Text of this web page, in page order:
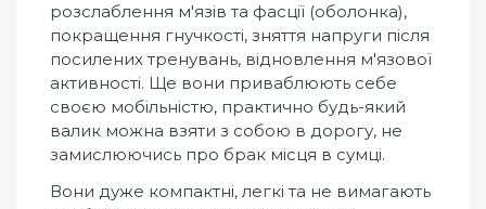
розслаблення м'язів та фасції (оболонка),
покращення гнучкості, зняття напруги після
посилених тренувань, відновлення м'язової
активності. Ще вони приваблюють себе
своєю мобільністю, практично будь-який
валик можна взяти з собою в дорогу, не
замислюючись про брак місця в сумці.
Вони дуже компактні, легкі та не вимагають